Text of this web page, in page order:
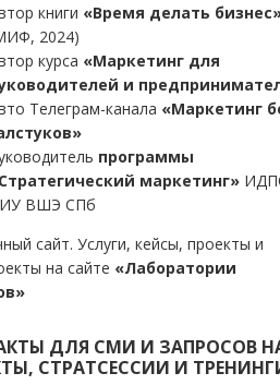
книги «Время делать
2024)
курса «Маркетинг для
и
Телеграм-канала «Маркетинг
программы
маркетинг»
ВШЭ СПб
сайт. Услуги, кейсы, проекты и
на сайте «Лаборатории
ДЛЯ СМИ И ЗАПРОСОВ
СТРАТСЕССИИ И